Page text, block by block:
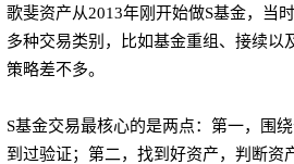
歌斐资产从2013年刚开始做S基金，当
多种交易类别，比如基金重组、接续以
策略差不多。
S基金交易最核心的是两点：第一，围
到过验证；第二，找到好资产，判断